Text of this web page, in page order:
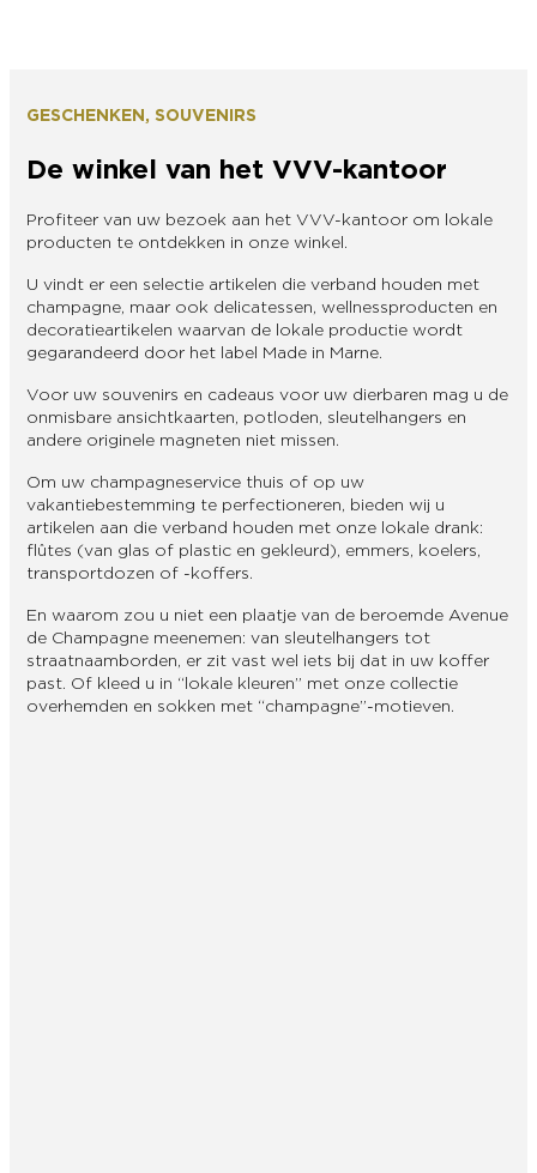
GESCHENKEN, SOUVENIRS
De winkel van het VVV-kantoor
Profiteer van uw bezoek aan het VVV-kantoor om lokale
producten te ontdekken in onze winkel.
U vindt er een selectie artikelen die verband houden met
champagne, maar ook delicatessen, wellnessproducten en
decoratieartikelen waarvan de lokale productie wordt
gegarandeerd door het label Made in Marne.
Voor uw souvenirs en cadeaus voor uw dierbaren mag u de
onmisbare ansichtkaarten, potloden, sleutelhangers en
andere originele magneten niet missen.
Om uw champagneservice thuis of op uw
vakantiebestemming te perfectioneren, bieden wij u
artikelen aan die verband houden met onze lokale drank:
flûtes (van glas of plastic en gekleurd), emmers, koelers,
transportdozen of -koffers.
En waarom zou u niet een plaatje van de beroemde Avenue
de Champagne meenemen: van sleutelhangers tot
straatnaamborden, er zit vast wel iets bij dat in uw koffer
past. Of kleed u in “lokale kleuren” met onze collectie
overhemden en sokken met “champagne”-motieven.